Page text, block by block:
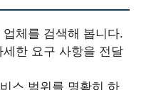
체를 검색해 봅니다.
세한 요구 사항을 전달
스 범위를 명확히 하